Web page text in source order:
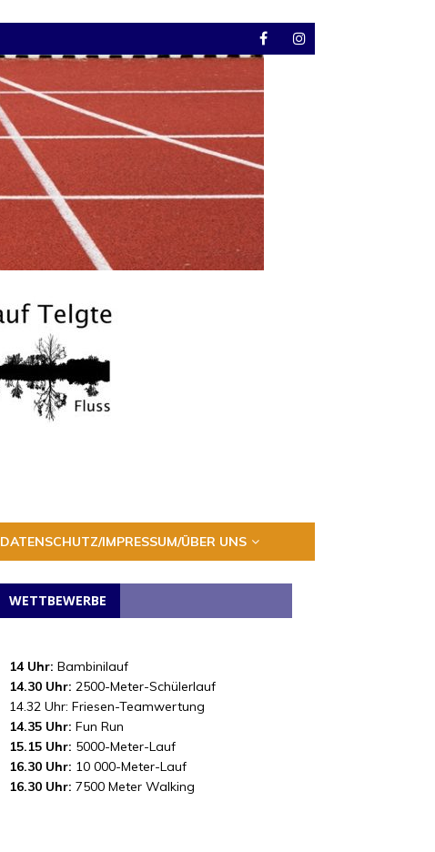
DATENSCHUTZ/IMPRESSUM/ÜBER UNS
WETTBEWERBE
14 Uhr: Bambinilauf
14.30 Uhr: 2500-Meter-Schülerlauf
14.32 Uhr: Friesen-Teamwertung
14.35 Uhr: Fun Run
15.15 Uhr: 5000-Meter-Lauf
16.30 Uhr: 10 000-Meter-Lauf
16.30 Uhr: 7500 Meter Walking